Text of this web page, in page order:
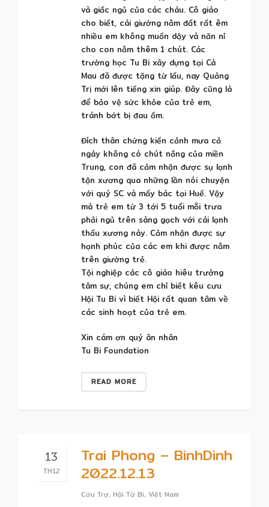
và giấc ngủ của các cháu. Cô giáo
cho biết, cái giường nằm đất rất êm
nhiều em không muốn dậy và năn nỉ
cho con nằm thêm 1 chút. Các
trường học Tu Bi xây dựng tại Cà
Mau đã được tặng từ lấu, nay Quảng
Trị mới lên tiếng xin giúp. Đây cũng là
để bảo vệ sức khỏe của trẻ em,
tránh bớt bị đau ốm.
Đích thân chứng kiến cảnh mưa cả
ngày không có chút nắng của miền
Trung, con đã cảm nhận được sụ lạnh
tận xương qua những lần nói chuyện
với quý SC và mấy bác tại Huế. Vậy
mà trẻ em từ 3 tới 5 tuổi mỗi trưa
phải ngủ trên sàng gạch với cái lạnh
thấu xương này. Cảm nhận được sự
hạnh phúc của các em khi được nằm
trên giường trẻ.
Tội nghiệp các cô giáo hiêu trưởng
tâm sự, chúng em chỉ biết kêu cưu
Hội Tu Bi vì biết Hội rất quan tâm về
các sinh hoạt của trẻ em.
Xin cám ơn quý ân nhân
Tu Bi Foundation
READ MORE
13
TH12
Trai Phong – BinhDinh
2022.12.13
Cứu Trợ, Hội Từ Bi, Việt Nam